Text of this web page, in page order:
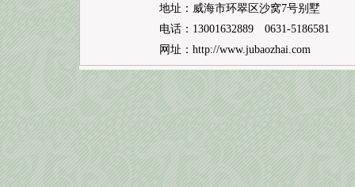
地址：威海市环翠区沙窝7号别墅
电话：13001632889 0631-5186581
网址： http://www.jubaozhai.com